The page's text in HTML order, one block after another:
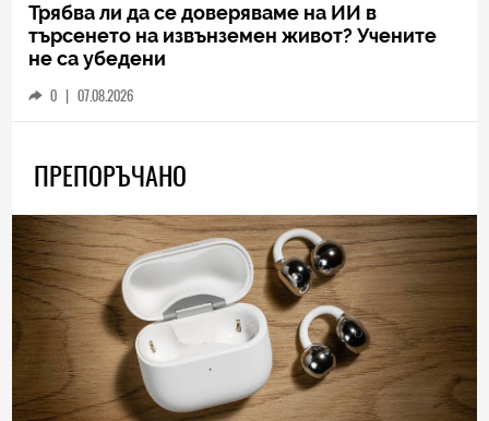
Трябва ли да се доверяваме на ИИ в
търсенето на извънземен живот? Учените
не са убедени
0 | 07.08.2026
ПРЕПОРЪЧАНО